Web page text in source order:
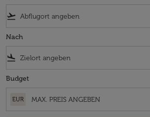
flight_takeoff
Nach
flight_land
Budget
EUR